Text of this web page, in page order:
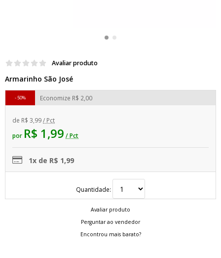
Avaliar produto
Armarinho São José
de R$ 3,99/ Pct
por R$ 1,99 / Pct
Economize R$ 2,00
50%
1x de R$ 1,99
Quantidade:
Avaliar produto
Perguntar ao vendedor
Encontrou mais barato?